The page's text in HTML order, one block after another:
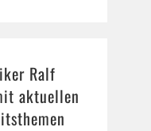
Ralf
aktuellen